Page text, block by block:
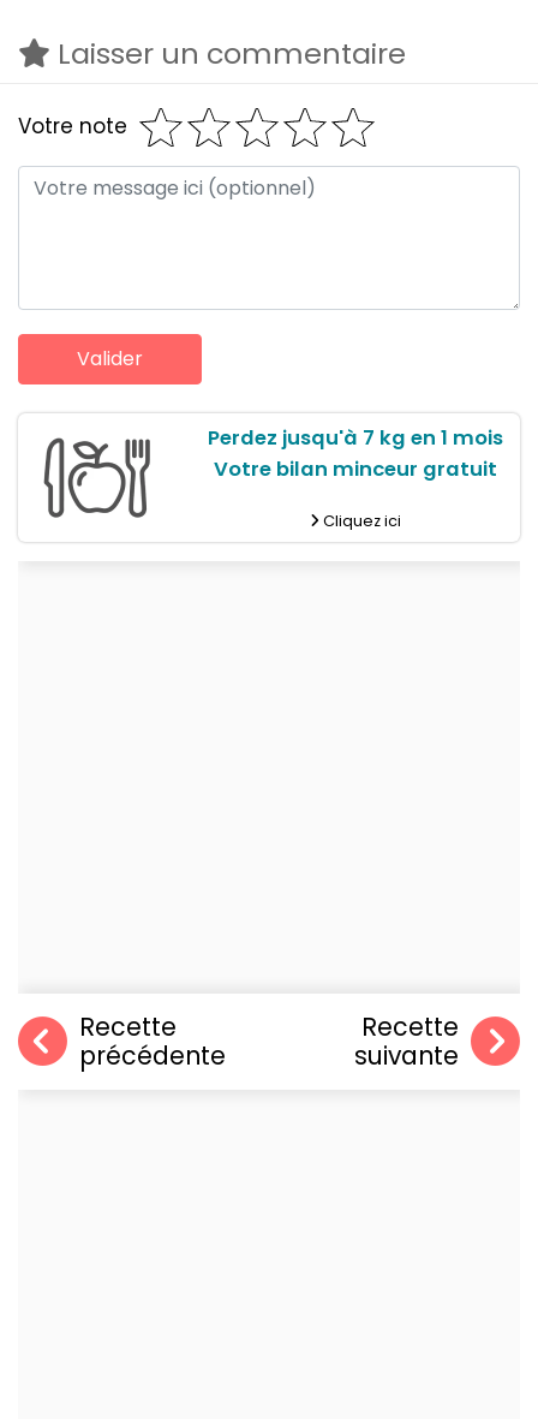
Laisser un commentaire
Votre note
Perdez jusqu'à 7 kg en 1 mois
Votre bilan minceur gratuit
Cliquez ici
Recette
précédente
Recette
suivante